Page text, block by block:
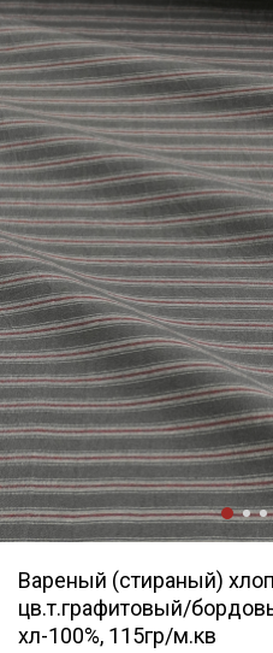
Вареный (стираный)
цв.т.графитовый/
хл-100%, 115гр/м.кв